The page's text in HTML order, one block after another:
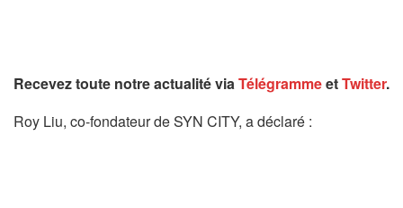
Recevez toute notre actualité viaTélégrammeetTwitter.
Roy Liu, co-fondateur de SYN CITY, a déclaré :